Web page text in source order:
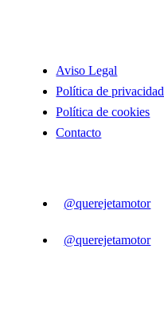
Aviso Legal
Política de privacidad
Política de cookies
Contacto
@querejetamotor
@querejetamotor